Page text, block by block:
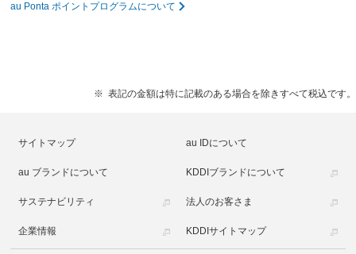
au Ponta ポイントプログラムについて
表記の金額は特に記載のある場合を除きすべて税込です。
サイトマップ au IDについて
au ブランドについて KDDIブランドについて
サステナビリティ 法人のお客さま
企業情報 KDDIサイトマップ